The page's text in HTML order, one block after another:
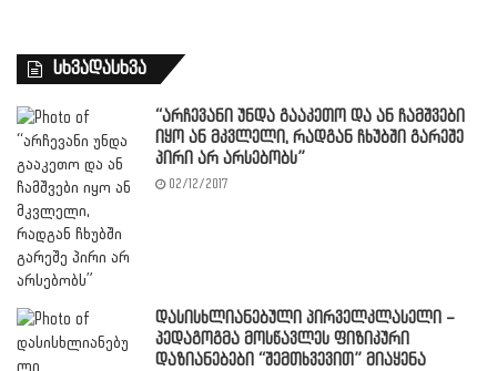
სხვადასხვა
“არჩევანი უნდა გააკეთო და ან ჩამშვები
იყო ან მკვლელი, რადგან ჩხუბში გარეშე
პირი არ არსებობს”
02/12/2017
დასისხლიანებული პირველკლასელი –
პედაგოგმა მოსწავლეს ფიზიკური
დაზიანებები “შემთხვევით” მიაყენა